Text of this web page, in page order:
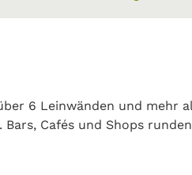
6 Leinwänden und mehr
Cafés und Shops